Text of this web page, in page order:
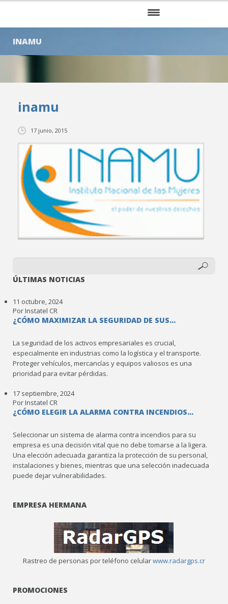
INICIO
SERVICIOS
KITS
CLIENTES
CONTÁCTENOS
INAMU
inamu
17 junio, 2015
ÚLTIMAS NOTICIAS
11 octubre, 2024
Por Instatel CR
¿CÓMO MAXIMIZAR LA SEGURIDAD DE SUS...
La seguridad de los activos empresariales es crucial,
especialmente en industrias como la logística y el transporte.
Proteger vehículos, mercancías y equipos valiosos es una
prioridad para evitar pérdidas.
17 septiembre, 2024
Por Instatel CR
¿CÓMO ELEGIR LA ALARMA CONTRA INCENDIOS...
Seleccionar un sistema de alarma contra incendios para su
empresa es una decisión vital que no debe tomarse a la ligera.
Una elección adecuada garantiza la protección de su personal,
instalaciones y bienes, mientras que una selección inadecuada
puede dejar vulnerabilidades.
EMPRESA HERMANA
Rastreo de personas por teléfono celularwww.radargps.cr
PROMOCIONES